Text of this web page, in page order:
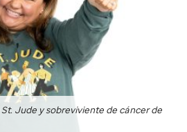
St. Jude y sobreviviente de cáncer de